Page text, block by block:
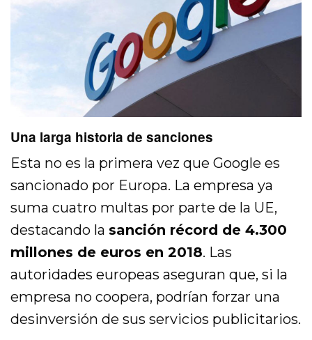
Una larga historia de sanciones
Esta no es la primera vez que Google es
sancionado por Europa. La empresa ya
suma cuatro multas por parte de la UE,
destacando la sanción récord de 4.300
millones de euros en 2018. Las
autoridades europeas aseguran que, si la
empresa no coopera, podrían forzar una
desinversión de sus servicios publicitarios.